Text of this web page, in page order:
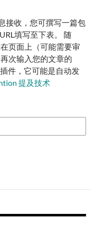
接收，您可撰写一篇包
填写至下表。 随
页面上（可能需要审
次输入您的文章的
件，它可能是自动发
提及技术